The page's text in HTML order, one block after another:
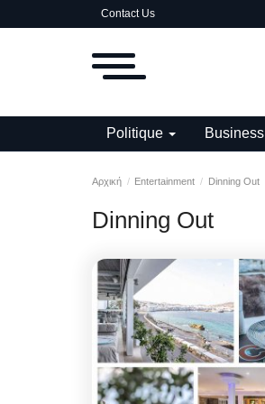
Contact Us
Politique Business
Αρχική Entertainment Dinning Out
Dinning Out